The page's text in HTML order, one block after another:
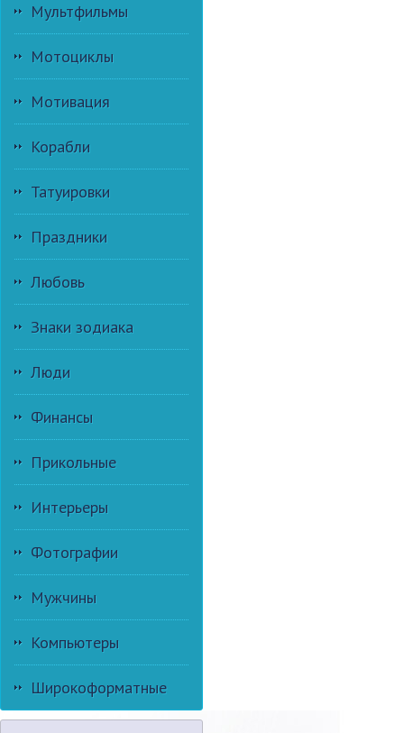
Мультфильмы
Мотоциклы
Мотивация
Корабли
Татуировки
Праздники
Любовь
Знаки зодиака
Люди
Финансы
Прикольные
Интерьеры
Фотографии
Мужчины
Компьютеры
Широкоформатные